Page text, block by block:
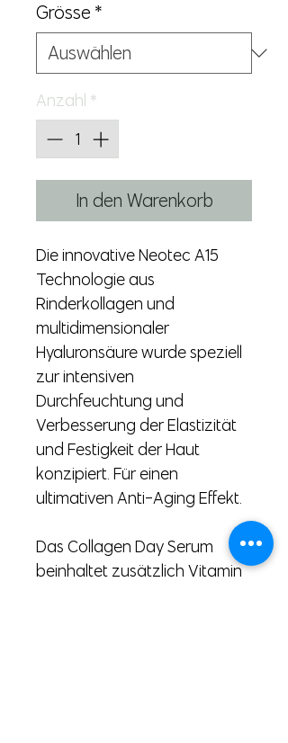
Grösse *
Anzahl *
In den Warenkorb
Die innovative Neotec A15
Technologie aus
Rinderkollagen und
multidimensionaler
Hyaluronsäure wurde speziell
zur intensiven
Durchfeuchtung und
Verbesserung der Elastizität
und Festigkeit der Haut
konzipiert. Für einen
ultimativen Anti-Aging Effekt.
Das Collagen Day Serum
beinhaltet zusätzlich Vitamin